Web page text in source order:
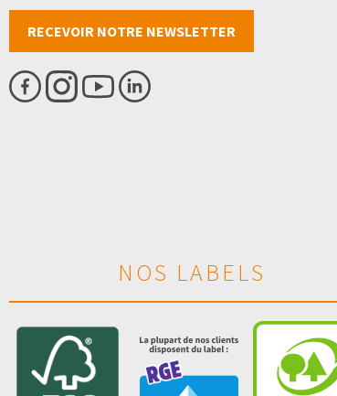
RECEVOIR NOTRE NEWSLETTER
NOS LABELS